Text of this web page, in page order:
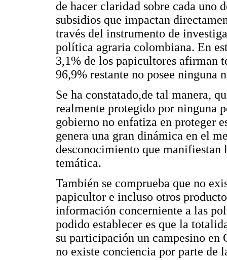
de hacer claridad sobre cada uno
subsidios que impactan
través del instrumento de
política agraria colombiana. En
3,1% de los papicultores afirman
96,9% restante no posee ninguna
Se ha constatado,de tal manera,
realmente protegido por ninguna
gobierno no enfatiza en proteger
genera una gran dinámica en el
desconocimiento que manifiestan
temática.
También se comprueba que no
papicultor e incluso otros
información concerniente a las
podido establecer es que la
su participación un campesino
no existe conciencia por parte de